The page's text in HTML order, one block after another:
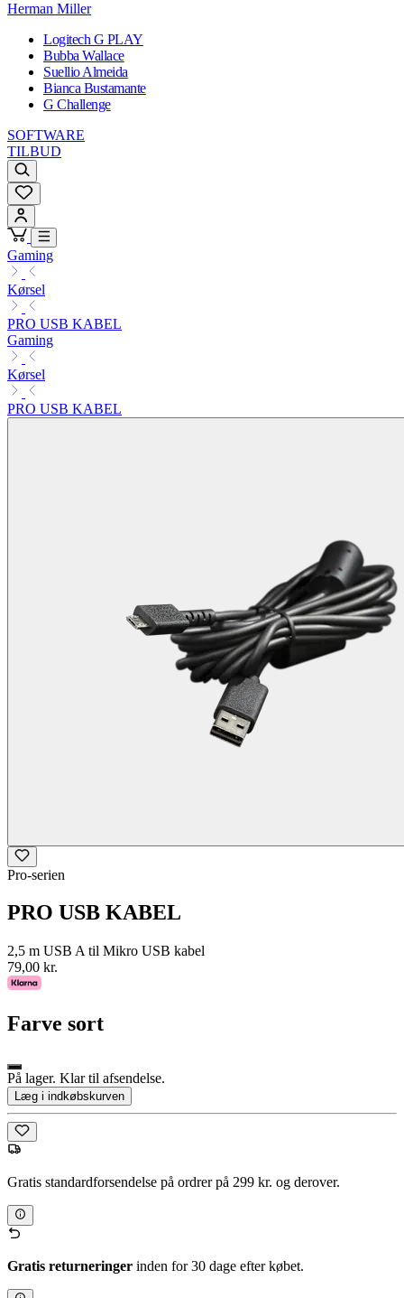
Herman Miller
Logitech G PLAY
Bubba Wallace
Suellio Almeida
Bianca Bustamante
G Challenge
SOFTWARE
TILBUD
Gaming
Kørsel
PRO USB KABEL
Gaming
Kørsel
PRO USB KABEL
Pro-serien
PRO USB KABEL
2,5 m USB A til Mikro USB kabel
79,00 kr.
Farve sort
På lager. Klar til afsendelse.
Læg i indkøbskurven
Gratis standardforsendelse på ordrer på 299 kr. og derover.
Gratis returneringer inden for 30 dage efter købet.